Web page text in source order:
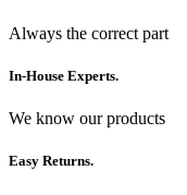
Always the correct part
In-House Experts.
We know our products
Easy Returns.